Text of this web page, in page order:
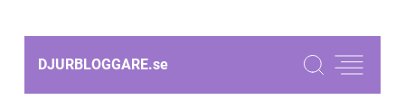
DJURBLOGGARE.se